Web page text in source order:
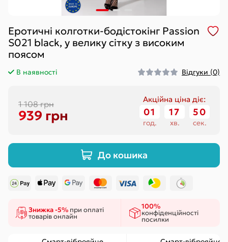
Еротичні колготки-бодістокінг Passion
S021 black, у велику сітку з високим
поясом
В наявності Відгуки (0)
1 108 грн
939 грн
Акційна ціна діє:
01
год.
17
хв.
49
сек.
До кошика
Знижка -5% при оплаті
товарів онлайн
100%
конфіденційності
посилки